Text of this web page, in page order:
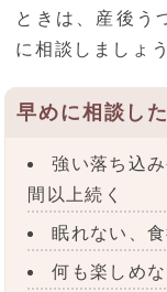
ときは、産後う
に相談しましょう
早めに相談し
強い落ち込
間以上続く
眠れない、
何も楽しめ